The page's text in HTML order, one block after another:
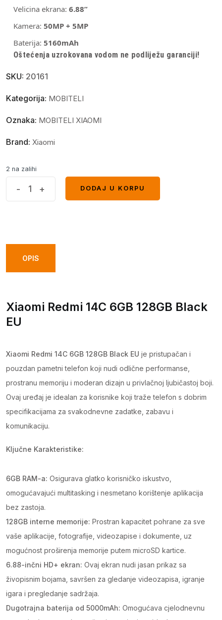
Velicina ekrana: 6.88”
Kamera: 50MP + 5MP
Baterija: 5160mAh
Oštećenja uzrokovana vodom ne podliježu garanciji!
SKU: 20161
Kategorija: MOBITELI
Oznaka: MOBITELI XIAOMI
Brand: Xiaomi
2 na zalihi
Black
- +
DODAJ U KORPU
OPIS
Xiaomi Redmi 14C 6GB 128GB Black
EU
Xiaomi Redmi 14C 6GB 128GB Black EU je pristupačan i
pouzdan pametni telefon koji nudi odlične performanse,
prostranu memoriju i moderan dizajn u privlačnoj ljubičastoj boji.
Ovaj uređaj je idealan za korisnike koji traže telefon s dobrim
specifikacijama za svakodnevne zadatke, zabavu i
komunikaciju.
Ključne Karakteristike:
6GB RAM-a: Osigurava glatko korisničko iskustvo,
omogućavajući multitasking i nesmetano korištenje aplikacija
bez zastoja.
128GB interne memorije: Prostran kapacitet pohrane za sve
vaše aplikacije, fotografije, videozapise i dokumente, uz
mogućnost proširenja memorije putem microSD kartice.
6.88-inčni HD+ ekran: Ovaj ekran nudi jasan prikaz sa
živopisnim bojama, savršen za gledanje videozapisa, igranje
igara i pregledanje sadržaja.
Dugotrajna baterija od 5000mAh: Omogućava cjelodnevnu